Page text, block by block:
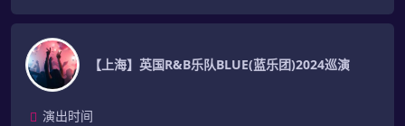
【上海】英国R&B乐队BLUE(蓝乐团)2024巡演
演出时间